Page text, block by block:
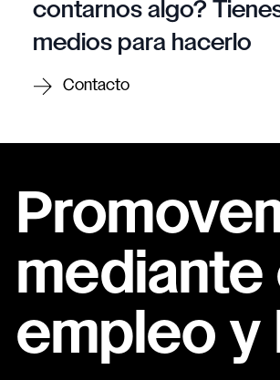
contarnos algo?
medios para hacerlo
Contacto
mediante
empleo y